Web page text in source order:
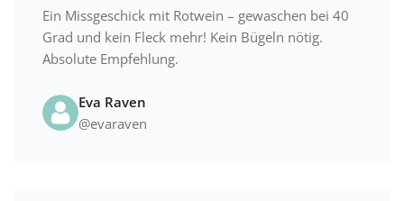
Ein Missgeschick mit Rotwein – gewaschen bei 40
Grad und kein Fleck mehr! Kein Bügeln nötig.
Absolute Empfehlung.
Eva Raven
@evaraven